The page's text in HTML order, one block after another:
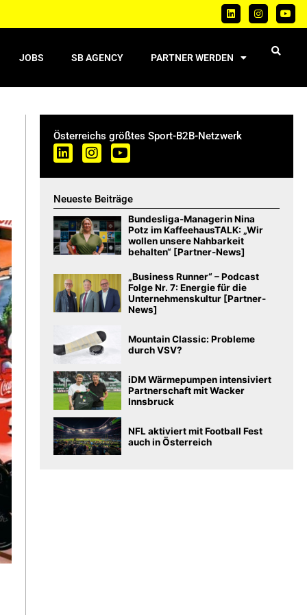
JOBS SB AGENCY PARTNER WERDEN
Österreichs größtes Sport-B2B-Netzwerk
Neueste Beiträge
Bundesliga-Managerin Nina
Potz im KaffeehausTALK: „Wir
wollen unsere Nahbarkeit
behalten“ [Partner-News]
„Business Runner“ – Podcast
Folge Nr. 7: Energie für die
Unternehmenskultur [Partner-
News]
Mountain Classic: Probleme
durch VSV?
iDM Wärmepumpen intensiviert
Partnerschaft mit Wacker
Innsbruck
NFL aktiviert mit Football Fest
auch in Österreich